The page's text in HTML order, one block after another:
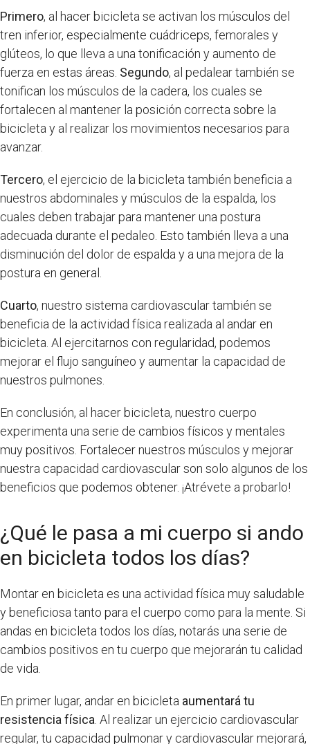
Primero, al hacer bicicleta se activan los músculos del
tren inferior, especialmente cuádriceps, femorales y
glúteos, lo que lleva a una tonificación y aumento de
fuerza en estas áreas. Segundo, al pedalear también se
tonifican los músculos de la cadera, los cuales se
fortalecen al mantener la posición correcta sobre la
bicicleta y al realizar los movimientos necesarios para
avanzar.
Tercero, el ejercicio de la bicicleta también beneficia a
nuestros abdominales y músculos de la espalda, los
cuales deben trabajar para mantener una postura
adecuada durante el pedaleo. Esto también lleva a una
disminución del dolor de espalda y a una mejora de la
postura en general.
Cuarto, nuestro sistema cardiovascular también se
beneficia de la actividad física realizada al andar en
bicicleta. Al ejercitarnos con regularidad, podemos
mejorar el flujo sanguíneo y aumentar la capacidad de
nuestros pulmones.
En conclusión, al hacer bicicleta, nuestro cuerpo
experimenta una serie de cambios físicos y mentales
muy positivos. Fortalecer nuestros músculos y mejorar
nuestra capacidad cardiovascular son solo algunos de los
beneficios que podemos obtener. ¡Atrévete a probarlo!
¿Qué le pasa a mi cuerpo si ando
en bicicleta todos los días?
Montar en bicicleta es una actividad física muy saludable
y beneficiosa tanto para el cuerpo como para la mente. Si
andas en bicicleta todos los días, notarás una serie de
cambios positivos en tu cuerpo que mejorarán tu calidad
de vida.
En primer lugar, andar en bicicleta aumentará tu
resistencia física . Al realizar un ejercicio cardiovascular
regular, tu capacidad pulmonar y cardiovascular mejorará,